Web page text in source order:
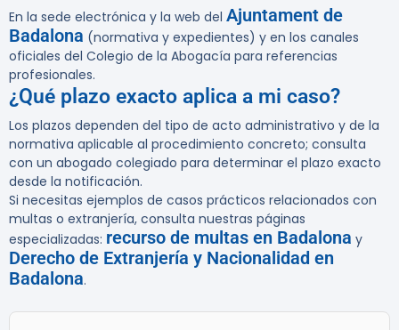
En la sede electrónica y la web del Ajuntament de
Badalona (normativa y expedientes) y en los canales
oficiales del Colegio de la Abogacía para referencias
profesionales.
¿Qué plazo exacto aplica a mi caso?
Los plazos dependen del tipo de acto administrativo y de la
normativa aplicable al procedimiento concreto; consulta
con un abogado colegiado para determinar el plazo exacto
desde la notificación.
Si necesitas ejemplos de casos prácticos relacionados con
multas o extranjería, consulta nuestras páginas
especializadas: recurso de multas en Badalona y
Derecho de Extranjería y Nacionalidad en
Badalona.